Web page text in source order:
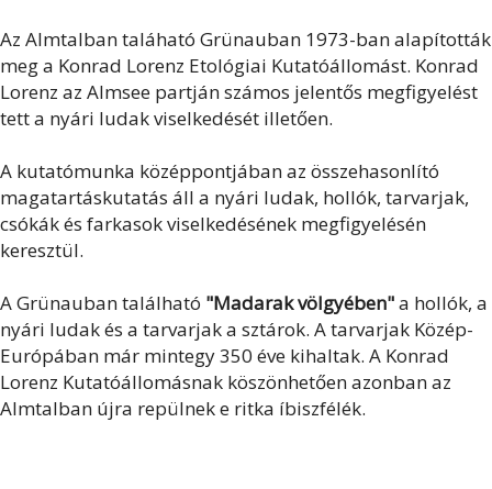
Az Almtalban taláható Grünauban 1973-ban alapították
meg a Konrad Lorenz Etológiai Kutatóállomást. Konrad
Lorenz az Almsee partján számos jelentős megfigyelést
tett a nyári ludak viselkedését illetően.
A kutatómunka középpontjában az összehasonlító
magatartáskutatás áll a nyári ludak, hollók, tarvarjak,
csókák és farkasok viselkedésének megfigyelésén
keresztül.
A Grünauban található "Madarak völgyében"a hollók, a
nyári ludak és a tarvarjak a sztárok. A tarvarjak Közép-
Európában már mintegy 350 éve kihaltak. A Konrad
Lorenz Kutatóállomásnak köszönhetően azonban az
Almtalban újra repülnek e ritka íbiszfélék.